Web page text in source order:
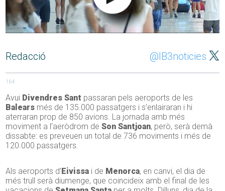
Redacció @IB3noticies
164
Avui Divendres Sant passaran pels aeroports de les
Balears més de 135.000 passatgers i s’enlairaran i hi
aterraran prop de 850 avions. La jornada amb més
moviment a l’aeròdrom deSon Santjoan, però, serà demà
dissabte: es preveuen un total de 736 moviments i més de
120.000 passatgers.
Als aeroports d’ Eivissa i de Menorca, en canvi, el dia de
més trull serà diumenge, que coincideix amb el final de les